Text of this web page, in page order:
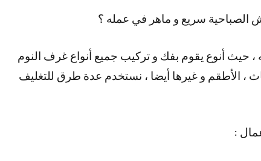
سريع و ماهر في عمله ؟
حيث أنوع يقوم بفك و تركيب جميع أنواع غرف النوم
، الأطقم و غيرها أيضا ، نستخدم عدة طرق للتغليف
: